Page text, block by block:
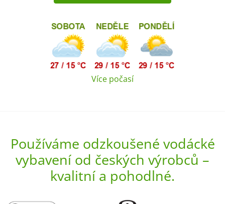
Více počasí
Používáme odzkoušené vodácké
vybavení od českých výrobců –
kvalitní a pohodlné.